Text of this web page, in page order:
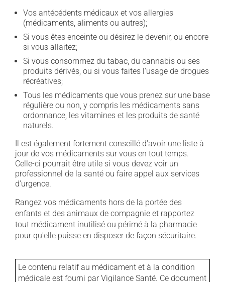
Vos antécédents médicaux et vos allergies
(médicaments, aliments ou autres);
Si vous êtes enceinte ou désirez le devenir, ou encore
si vous allaitez;
Si vous consommez du tabac, du cannabis ou ses
produits dérivés, ou si vous faites l'usage de drogues
récréatives;
Tous les médicaments que vous prenez sur une base
régulière ou non, y compris les médicaments sans
ordonnance, les vitamines et les produits de santé
naturels.
Il est également fortement conseillé d'avoir une liste à
jour de vos médicaments sur vous en tout temps.
Celle-ci pourrait être utile si vous devez voir un
professionnel de la santé ou faire appel aux services
d'urgence.
Rangez vos médicaments hors de la portée des
enfants et des animaux de compagnie et rapportez
tout médicament inutilisé ou périmé à la pharmacie
pour qu'elle puisse en disposer de façon sécuritaire.
Le contenu relatif au médicament et à la condition
médicale est fourni par Vigilance Santé. Ce document